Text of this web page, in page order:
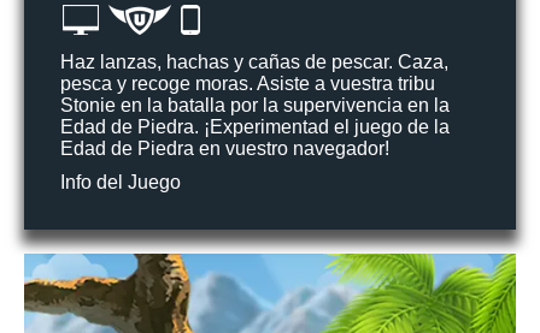
Haz lanzas, hachas y cañas de pescar. Caza,
pesca y recoge moras. Asiste a vuestra tribu
Stonie en la batalla por la supervivencia en la
Edad de Piedra. ¡Experimentad el juego de la
Edad de Piedra en vuestro navegador!
Info del Juego